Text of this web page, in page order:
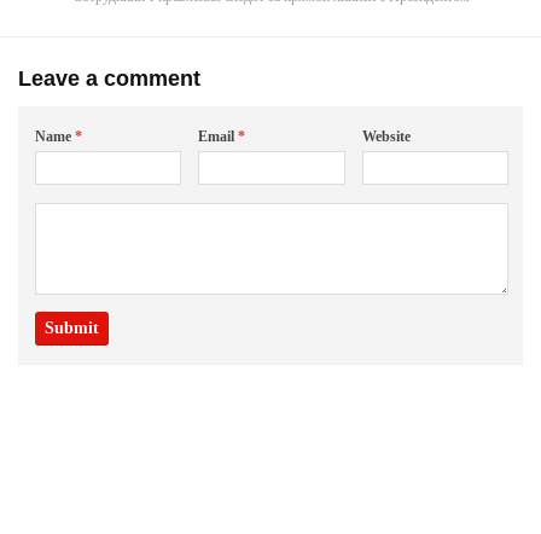
Leave a comment
Name * Email* Website